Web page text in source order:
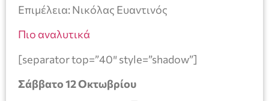
Επιμέλεια: Νικόλας Ευαντινός
Πιο αναλυτικά
[separator top=”40″ style=”shadow”]
Σάββατο 12 Οκτωβρίου